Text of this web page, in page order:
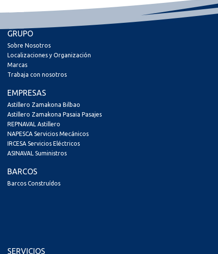
GRUPO
Sobre Nosotros
Localizaciones y Organización
Marcas
Trabaja con nosotros
EMPRESAS
Astillero Zamakona Bilbao
Astillero Zamakona Pasaia Pasajes
REPNAVAL Astillero
NAPESCA Servicios Mecánicos
IRCESA Servicios Eléctricos
ASINAVAL Suministros
BARCOS
Barcos Construídos
SERVICIOS